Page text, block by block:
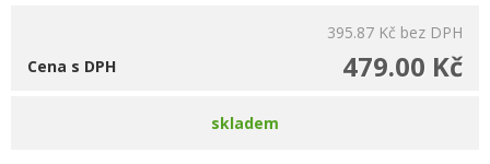
395.87 Kč bez DPH
479.00 Kč
Cena s DPH
skladem